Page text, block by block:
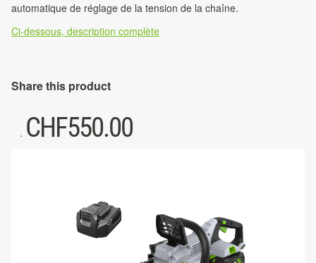
automatique de réglage de la tension de la chaîne.
Ci-dessous, description complète
Share this product
. CHF550.00